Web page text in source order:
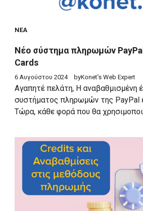
ΝΈΑ
Νέο σύστημα πληρωμών
Cards
6 Αυγούστου 2024 byKonet's Web Expert
Αγαπητέ πελάτη, Η αναβαθμισμένη
συστήματος πληρωμών της PayPal
Τώρα, κάθε φορά που θα